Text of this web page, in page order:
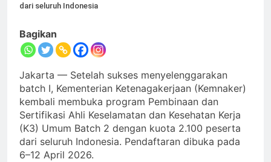
dari seluruh Indonesia
Bagikan
Jakarta — Setelah sukses menyelenggarakan
batch I, Kementerian Ketenagakerjaan (Kemnaker)
kembali membuka program Pembinaan dan
Sertifikasi Ahli Keselamatan dan Kesehatan Kerja
(K3) Umum Batch 2 dengan kuota 2.100 peserta
dari seluruh Indonesia. Pendaftaran dibuka pada
6–12 April 2026.